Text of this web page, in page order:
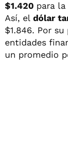
$1.420 para
Así, el dólar
$1.846. Por
entidades
un promedio